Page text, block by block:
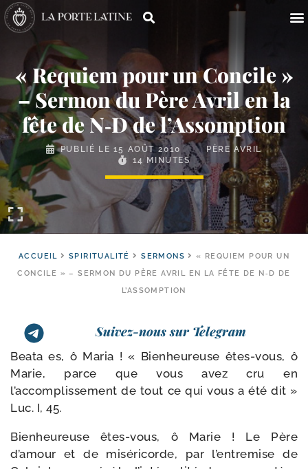
« Requiem pour un Concile »
– Sermon du Père Avril en la
fête de N‑D de l’Assomption
PUBLIÉ LE 15 AOÛT 2010
PÈRE AVRIL
14 MINUTES
ACCUEIL SPIRITUALITÉ SERMONS
« REQUIEM POUR UN
CONCILE » – SERMON DU PÈRE AVRIL EN LA FÊTE DE N‑D DE
L’ASSOMPTION
Suivez-nous sur Telegram
Beata es, ô Maria ! « Bienheureuse êtes-​vous, ô
Marie, parce que vous avez cru en
l’accomplissement de tout ce qui vous a été dit »
Luc. I, 45.
Bienheureuse êtes-​vous, ô Marie ! Le Père
d’amour et de misé­ri­corde, par l’entremise de